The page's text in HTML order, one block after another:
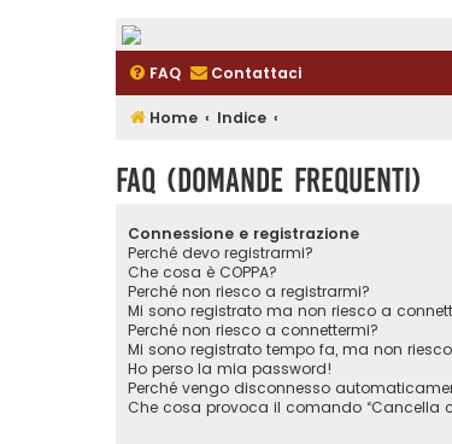
FAQ Contattaci
Home Indice
FAQ (Domande Frequenti)
Connessione e registrazione
Perché devo registrarmi?
Che cosa è COPPA?
Perché non riesco a registrarmi?
Mi sono registrato ma non riesco a
Perché non riesco a connettermi?
Mi sono registrato tempo fa, ma non
Ho perso la mia password!
Perché vengo disconnesso
Che cosa provoca il comando “Cancella